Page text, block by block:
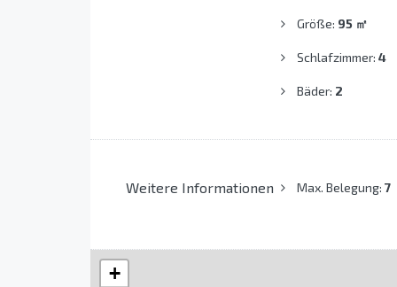
Größe: 95 ㎡
Schlafzimmer: 4
Bäder: 2
Weitere Informationen Max. Belegung: 7
+